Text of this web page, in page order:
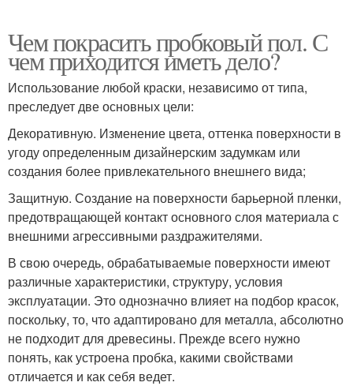
Чем покрасить пробковый пол. С
чем приходится иметь дело?
Использование любой краски, независимо от типа,
преследует две основных цели:
Декоративную. Изменение цвета, оттенка поверхности в
угоду определенным дизайнерским задумкам или
создания более привлекательного внешнего вида;
Защитную. Создание на поверхности барьерной пленки,
предотвращающей контакт основного слоя материала с
внешними агрессивными раздражителями.
В свою очередь, обрабатываемые поверхности имеют
различные характеристики, структуру, условия
эксплуатации. Это однозначно влияет на подбор красок,
поскольку, то, что адаптировано для металла, абсолютно
не подходит для древесины. Прежде всего нужно
понять, как устроена пробка, какими свойствами
отличается и как себя ведет.